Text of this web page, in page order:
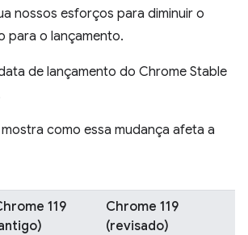
nossos esforços para diminuir o
para o lançamento.
de lançamento do Chrome Stable
como essa mudança afeta a
119
Chrome 119
(revisado)